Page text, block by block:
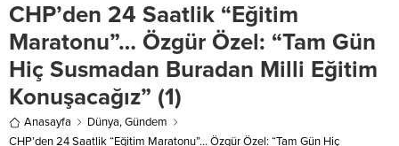
CHP’den 24 Saatlik “Eğitim
Maratonu”… Özgür Özel: “Tam Gün
Hiç Susmadan Buradan Milli Eğitim
Konuşacağız” (1)
Anasayfa Dünya,Gündem
CHP’den 24 Saatlik “Eğitim Maratonu”… Özgür Özel: “Tam Gün Hiç